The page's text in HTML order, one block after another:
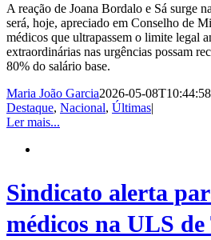
A reação de Joana Bordalo e Sá surge
será, hoje, apreciado em Conselho de
médicos que ultrapassem o limite legal
extraordinárias nas urgências possam
80% do salário base.
Maria João Garcia2026-05-
Destaque, Nacional, Últimas|
Ler mais...
Sindicato alerta
médicos na ULS de